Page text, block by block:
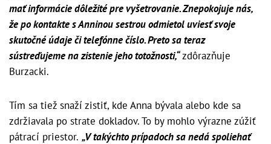
mať informácie dôležité pre vyšetrovanie. Znepokojuje nás,
že po kontakte s Anninou sestrou odmietol uviesť svoje
skutočné údaje či telefónne číslo. Preto sa teraz
sústreďujeme na zistenie jeho totožnosti,“zdôrazňuje
Burzacki.
Tím sa tiež snaží zistiť, kde Anna bývala alebo kde sa
zdržiavala po strate dokladov. To by mohlo výrazne zúžiť
pátrací priestor. „V takýchto prípadoch sa nedá spoliehať